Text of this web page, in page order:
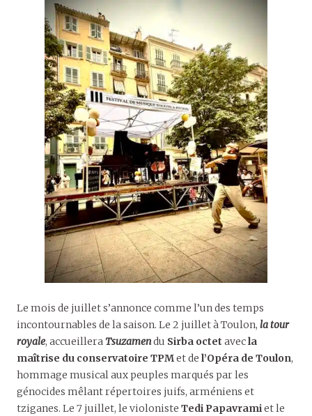
Le mois de juillet s’annonce comme l’un des temps
incontournables de la saison. Le 2 juillet à Toulon, la tour
royale, accueilleraTsuzamendu Sirba octet avecla
maîtrise du conservatoire TPMet de l’Opéra de Toulon,
hommage musical aux peuples marqués par les
génocides mêlant répertoires juifs, arméniens et
tziganes. Le 7 juillet, le violoniste Tedi Papavramiet le